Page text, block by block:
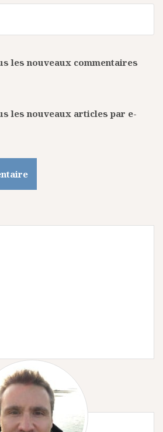
les nouveaux commentaires
les nouveaux articles par e-